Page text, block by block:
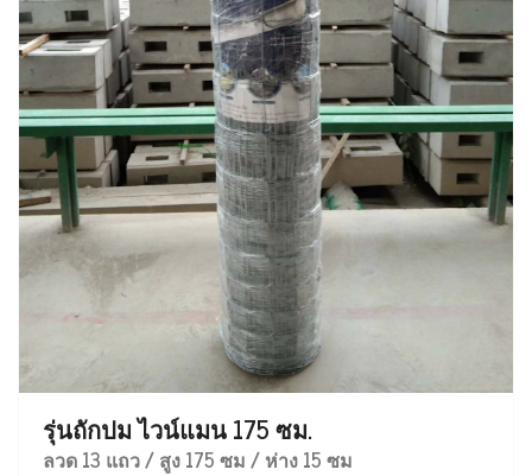
รุ่นถักปม ไวน์แมน 175 ซม.
ลวด 13 แถว / สูง 175 ซม / ห่าง 15 ซม